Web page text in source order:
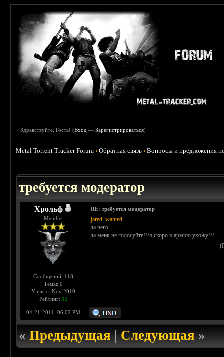
Здравствуйте, Гость! (Вход —Зарегистрироваться)
Metal Torrent Tracker Forum ›Обратная связь ›Вопросы и предложения
требуется модератор
Хрольф
Member
Сообщений: 118
Темы: 0
У нас с: Nov 2010
Рейтинг: 12
RE: требуется модератор
jared_wanted
за него
за меня не голосуйте!!!я скоро в армию ухожу!!!
04-21-2011, 06:02 PM
«Предыдущая|Следующая»